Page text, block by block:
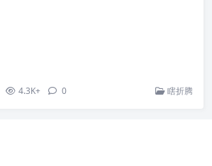
4.3K+ 0 瞎折腾